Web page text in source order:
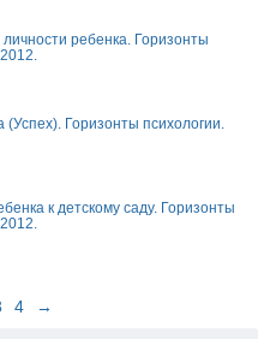
ребенка. Горизонты
(Успех). Горизонты психологии.
к детскому саду. Горизонты
4 →